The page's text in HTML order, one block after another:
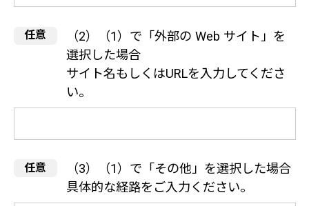
（2）（1）で「外部の Web サイト」を
選択した場合
サイト名もしくはURLを入力してくださ
い。
（3）（1）で「その他」を選択した場合
具体的な経路をご入力ください。